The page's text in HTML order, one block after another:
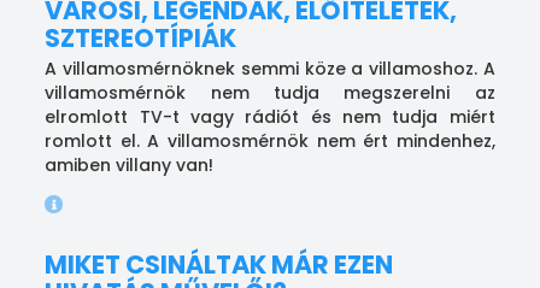
VÁROSI, LEGENDÁK, ELŐÍTÉLETEK,
SZTEREOTÍPIÁK
A villamosmérnöknek semmi köze a villamoshoz. A
villamosmérnök nem tudja megszerelni az
elromlott TV-t vagy rádiót és nem tudja miért
romlott el. A villamosmérnök nem ért mindenhez,
amiben villany van!
MIKET CSINÁLTAK MÁR EZEN